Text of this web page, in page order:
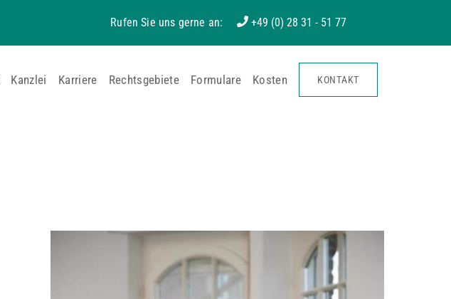
Rufen Sie uns gerne an: +49 (0) 28 31 - 51 77
Kanzlei Karriere Rechtsgebiete Formulare Kosten KONTAKT